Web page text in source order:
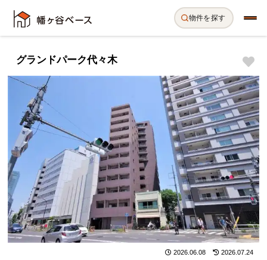
物件を探す
グランドパーク代々木
2026.06.08 2026.07.24